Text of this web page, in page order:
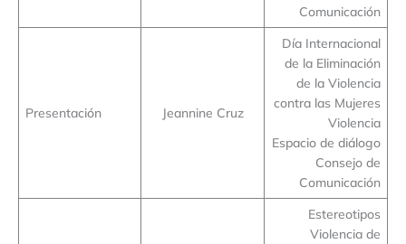
Comunicación
Presentación Jeannine Cruz
Día Internacional
de la Eliminación
de la Violencia
contra las Mujeres
Violencia
Espacio de diálogo
Consejo de
Comunicación
Estereotipos
Violencia de